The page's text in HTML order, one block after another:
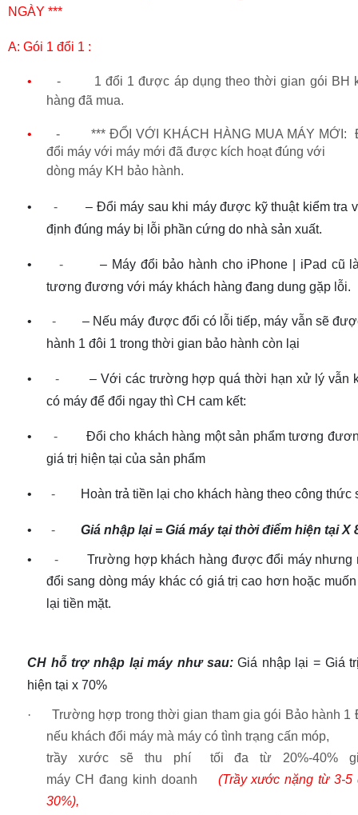
NGÀY ***
A: Gói 1 đổi 1 :
•
- 1 đổi 1 được áp dụng theo thời gian gói BH
hàng đã mua.
• - *** ĐỔI VỚI KHÁCH HÀNG MUA MÁY MỚI :
đổi máy với máy mới đã được kích hoạt đúng với
dòng máy KH bảo hành.
• -– Đổi máy sau khi máy được kỹ thuật kiểm tra
định đúng máy bị lỗi phần cứng do nhà sản xuất.
• -– Máy đổi bảo hành cho iPhone | iPad cũ
tương đương với máy khách hàng đang dung gặp lỗi.
• -– Nếu máy được đổi có lỗi tiếp, máy vẫn sẽ
hành 1 đôi 1 trong thời gian bảo hành còn lại
• -– Với các trường hợp quá thời hạn xử lý vẫn
có máy để đổi ngay thì CH cam kết:
• - Đổi cho khách hàng một sản phẩm tương
giá trị hiện tại của sản phẩm
• - Hoàn trả tiền lại cho khách hàng theo công thức
• - Giá nhập lại = Giá máy tại thời điểm hiện tại X
• -Trường hợp khách hàng được đổi máy nhưng
đổi sang dòng máy khác có giá trị cao hơn hoặc
lại tiền mặt.
CH hỗ trợ nhập lại máy như sau:Giá nhập lại = Giá
hiện tại x 70%
·
Trường hợp trong thời gian tham gia gói Bảo hành 1
nếu khách đổi máy mà máy có tình trạng cấn móp,
trầy xước sẽ thu phí tối đa từ 20%-40%
máy CH đang kinh doanh (Trầy xước nặng từ 3-5
30%),